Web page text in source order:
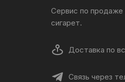
Сервис по продаже
сигарет.
Доставка по
Связь через